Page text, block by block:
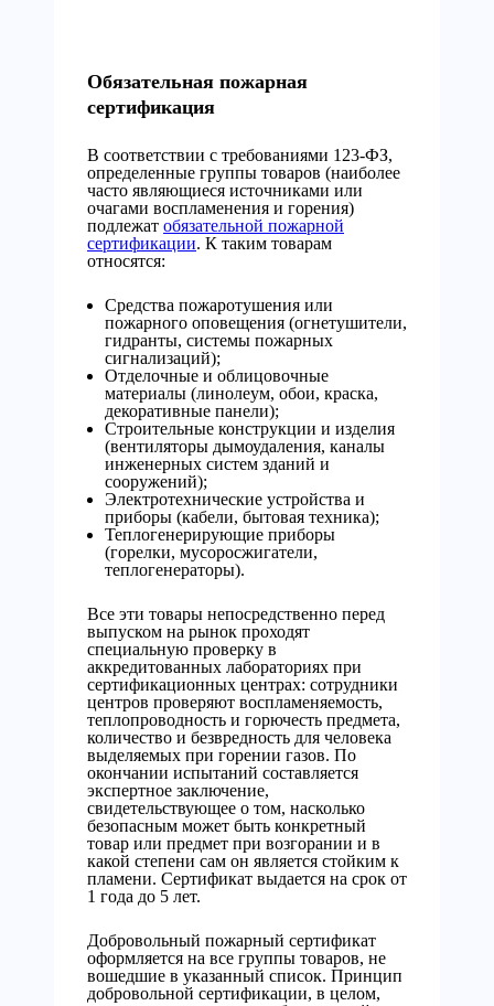
Обязательная пожарная
сертификация
В соответствии с требованиями 123-ФЗ,
определенные группы товаров (наиболее
часто являющиеся источниками или
очагами воспламенения и горения)
подлежат обязательной пожарной
сертификации. К таким товарам
относятся:
Средства пожаротушения или
пожарного оповещения (огнетушители,
гидранты, системы пожарных
сигнализаций);
Отделочные и облицовочные
материалы (линолеум, обои, краска,
декоративные панели);
Строительные конструкции и изделия
(вентиляторы дымоудаления, каналы
инженерных систем зданий и
сооружений);
Электротехнические устройства и
приборы (кабели, бытовая техника);
Теплогенерирующие приборы
(горелки, мусоросжигатели,
теплогенераторы).
Все эти товары непосредственно перед
выпуском на рынок проходят
специальную проверку в
аккредитованных лабораториях при
сертификационных центрах: сотрудники
центров проверяют воспламеняемость,
теплопроводность и горючесть предмета,
количество и безвредность для человека
выделяемых при горении газов. По
окончании испытаний составляется
экспертное заключение,
свидетельствующее о том, насколько
безопасным может быть конкретный
товар или предмет при возгорании и в
какой степени сам он является стойким к
пламени. Сертификат выдается на срок от
1 года до 5 лет.
Добровольный пожарный сертификат
оформляется на все группы товаров, не
вошедшие в указанный список. Принцип
добровольной сертификации, в целом,